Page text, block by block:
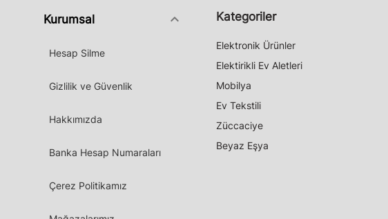
Kurumsal keyboard_arrow_down
Hesap Silme
Gizlilik ve Güvenlik
Hakkımızda
Banka Hesap Numaraları
Çerez Politikamız
Kategoriler
Elektronik Ürünler
Elektirikli Ev Aletleri
Mobilya
Ev Tekstili
Züccaciye
Beyaz Eşya